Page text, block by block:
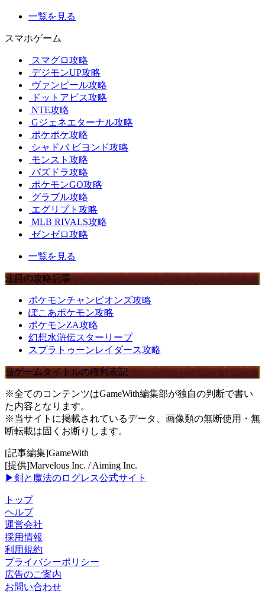
一覧を見る
スマホゲーム
スマグロ攻略
デジモンUP攻略
ヴァンピール攻略
ドットアビス攻略
NTE攻略
Gジェネエターナル攻略
ポケポケ攻略
シャドバ ビヨンド攻略
モンスト攻略
パズドラ攻略
ポケモンGO攻略
グラブル攻略
エグリプト攻略
MLB RIVALS攻略
ゼンゼロ攻略
一覧を見る
注目の攻略記事
ポケモンチャンピオンズ攻略
ぽこあポケモン攻略
ポケモンZA攻略
幻想水滸伝スターリープ
スプラトゥーンレイダース攻略
当ゲームタイトルの権利表記
※全てのコンテンツはGameWith編集部が独自の判断で書い
た内容となります。
※当サイトに掲載されているデータ、画像類の無断使用・無
断転載は固くお断りします。
[記事編集]GameWith
[提供]Marvelous Inc. / Aiming Inc.
▶剣と魔法のログレス公式サイト
トップ
ヘルプ
運営会社
採用情報
利用規約
プライバシーポリシー
広告のご案内
お問い合わせ